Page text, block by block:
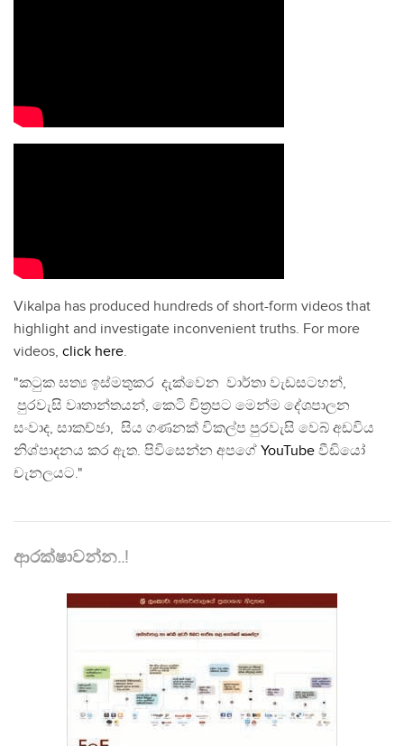
Vikalpa has produced hundreds of short-form videos that
highlight and investigate inconvenient truths. For more
videos, click here.
"කටුක සත්‍ය ඉස්මතුකර දැක්වෙන වාර්තා වැඩසටහන්,
පුරවැසි වෘතාන්තයන්, කෙටි චිත්‍රපට මෙන්ම දේශපාලන
සංවාද, සාකච්ඡා, සිය ගණනක් විකල්ප පුරවැසි වෙබ් අඩවිය
නිශ්පාදනය කර ඇත. පිවිසෙන්න අපගේ YouTube වීඩියෝ
චැනලයට."
ආරක්ෂාවන්න..!